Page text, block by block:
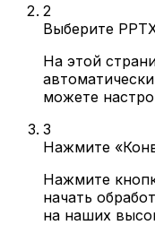
2
Выберите
На этой
можете
3
Нажмите
Нажмите
начать
на наших